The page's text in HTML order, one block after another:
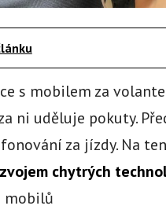
s mobilem za
ni uděluje pokuty.
za jízdy. Na
chytrých
mobilů